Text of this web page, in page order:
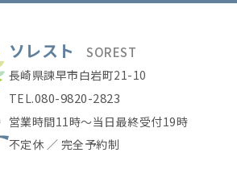
ソレスト SOREST
長崎県諫早市白岩町21-10
TEL.080-9820-2823
営業時間11時〜当日最終受付19時
不定休 ／ 完全予約制